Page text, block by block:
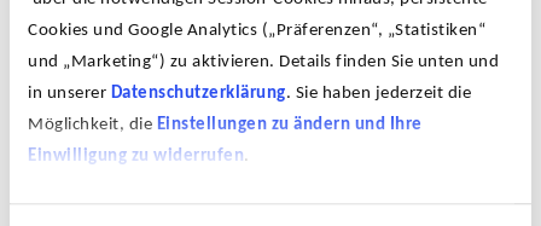
Cookies und Google Analytics („Präferenzen“, „Statistiken“
und „Marketing“) zu aktivieren. Details finden Sie unten und
in unserer Datenschutzerklärung. Sie haben jederzeit die
Möglichkeit, die Einstellungen zu ändern und Ihre
Einwilligung zu widerrufen.
Fullmoon@Rügen.III, 2004, Lambda Print auf
Aluminium, 120,8 x 121 cm